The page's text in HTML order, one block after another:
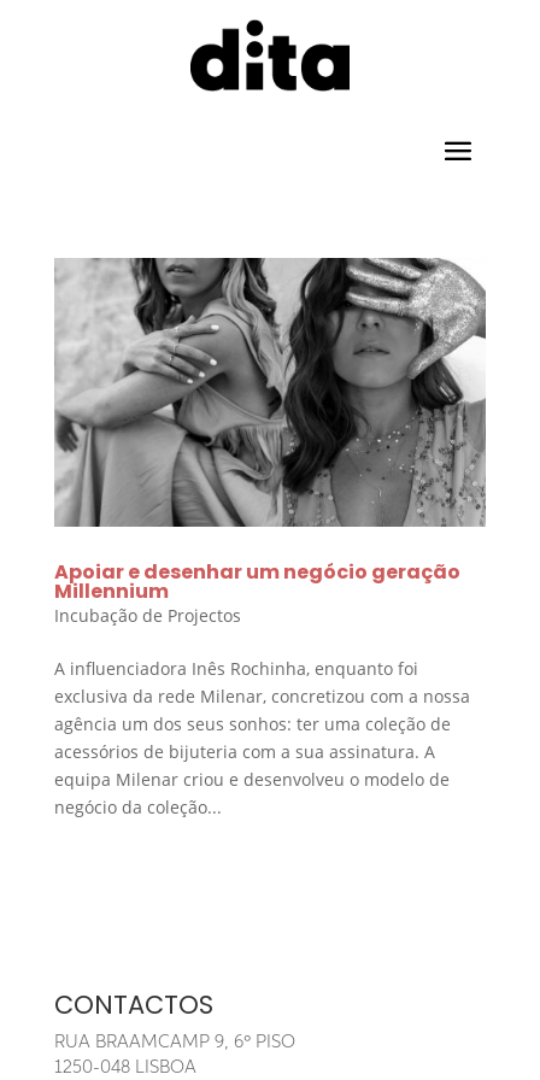
Apoiar e desenhar um negócio geração
Millennium
Incubação de Projectos
A influenciadora Inês Rochinha, enquanto foi
exclusiva da rede Milenar, concretizou com a nossa
agência um dos seus sonhos: ter uma coleção de
acessórios de bijuteria com a sua assinatura. A
equipa Milenar criou e desenvolveu o modelo de
negócio da coleção...
CONTACTOS
RUA BRAAMCAMP 9, 6º PISO
1250-048 LISBOA